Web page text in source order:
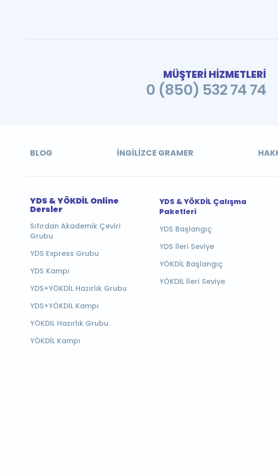
MÜŞTERİ HİZMETLERİ
0 (850) 532 74 74
BLOG İNGILIZCE GRAMER
YDS & YÖKDİL Online
Dersler
Sıfırdan Akademik Çeviri
Grubu
YDS Express Grubu
YDS Kampı
YDS+YÖKDİL Hazırlık Grubu
YDS+YÖKDİL Kampı
YÖKDİL Hazırlık Grubu
YÖKDİL Kampı
YDS & YÖKDİL Çalışma
Paketleri
YDS Başlangıç
YDS İleri Seviye
YÖKDİL Başlangıç
YÖKDİL İleri Seviye